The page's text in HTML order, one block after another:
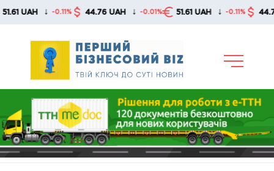
Skip
↓ -0.11% 44.76 UAH ↓ -0.01% 51.61 UAH ↓ -0.11% 44.76 UAH ↓